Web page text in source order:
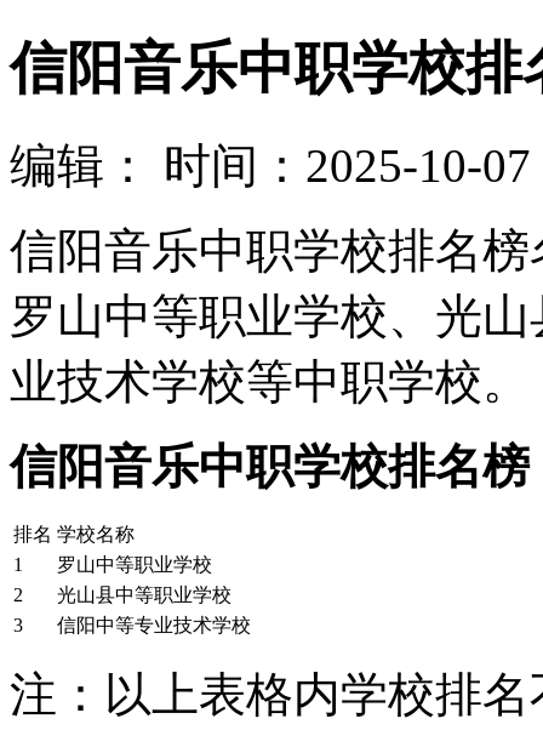
信阳音乐中职学校排
编辑：
时间：2025-10-07
信阳音乐中职学校排名
罗山中等职业学校、光
业技术学校等中职学校。
信阳音乐中职学校排名榜
排名 学校名称
1
罗山中等职业学校
2
光山县中等职业学校
3
信阳中等专业技术学校
注：以上表格内学校排